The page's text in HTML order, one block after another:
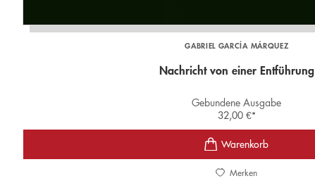
GABRIEL GARCÍA MÁRQUEZ
Nachricht von einer Entführung
Gebundene Ausgabe
32,00 €*
Merken